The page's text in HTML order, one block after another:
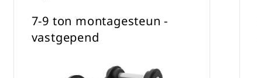
7-9 ton montagesteun -
vastgepend